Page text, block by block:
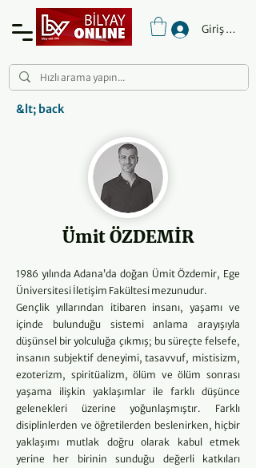
Giriş Yap
&lt; back
Ümit ÖZDEMİR
1986 yılında Adana’da doğan Ümit Özdemir, Ege
Üniversitesi İletişim Fakültesi mezunudur.
Gençlik yıllarından itibaren insanı, yaşamı ve
içinde bulunduğu sistemi anlama arayışıyla
düşünsel bir yolculuğa çıkmış; bu süreçte felsefe,
insanın subjektif deneyimi, tasavvuf, mistisizm,
ezoterizm, spiritüalizm, ölüm ve ölüm sonrası
yaşama ilişkin yaklaşımlar ile farklı düşünce
gelenekleri üzerine yoğunlaşmıştır. Farklı
disiplinlerden ve öğretilerden beslenirken, hiçbir
yaklaşımı mutlak doğru olarak kabul etmek
yerine her birinin sunduğu değerli katkıları